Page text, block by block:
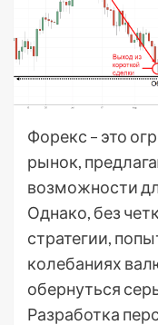
Форекс – это
рынок,
возможности
Однако, без
стратегии,
колебаниях
обернуться
Разработка